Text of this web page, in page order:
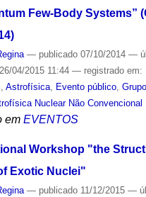
Few-Body Systems”
— publicado07/10/2014 —
04/2015 11:44 — registrado em:
Astrofísica, Evento público,
Nuclear Não Convencional
em EVENTOS
Workshop "the
Exotic Nuclei"
— publicado11/12/2015 —